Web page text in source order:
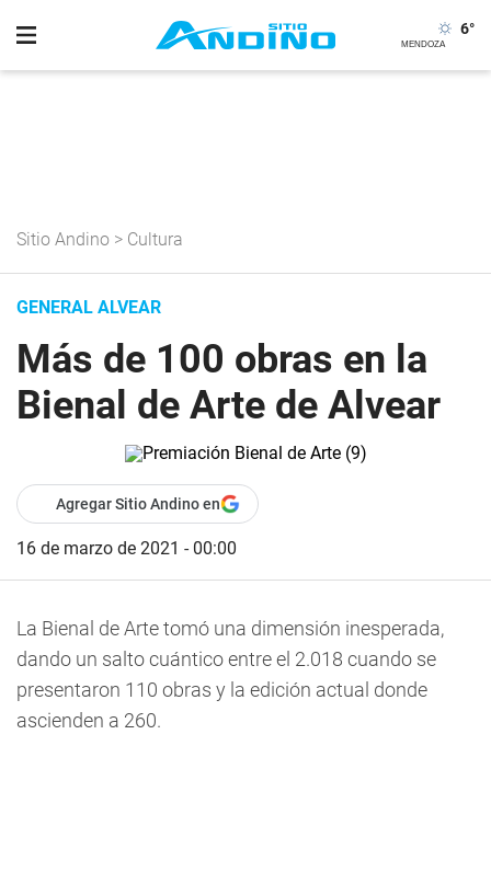
6°
Sitio Andino > Cultura
GENERAL ALVEAR
Más de 100 obras en la
Bienal de Arte de Alvear
Agregar Sitio Andino en
16 de marzo de 2021 - 00:00
La Bienal de Arte tomó una dimensión inesperada,
dando un salto cuántico entre el 2.018 cuando se
presentaron 110 obras y la edición actual donde
ascienden a 260.